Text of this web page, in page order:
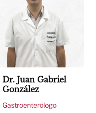
Dr. Juan Gabriel
González
Gastroenterólogo